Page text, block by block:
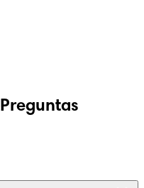
Preguntas